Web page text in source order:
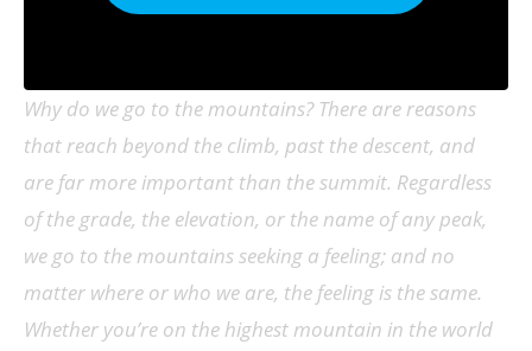
Why do we go to the mountains? There are reasons
that reach beyond the climb, past the descent, and
are far more important than the summit. Regardless
of the grade, the elevation, or the name of any peak,
we go to the mountains seeking a feeling; and no
matter where or who we are, the feeling is the same.
Whether you’re on the highest mountain in the world